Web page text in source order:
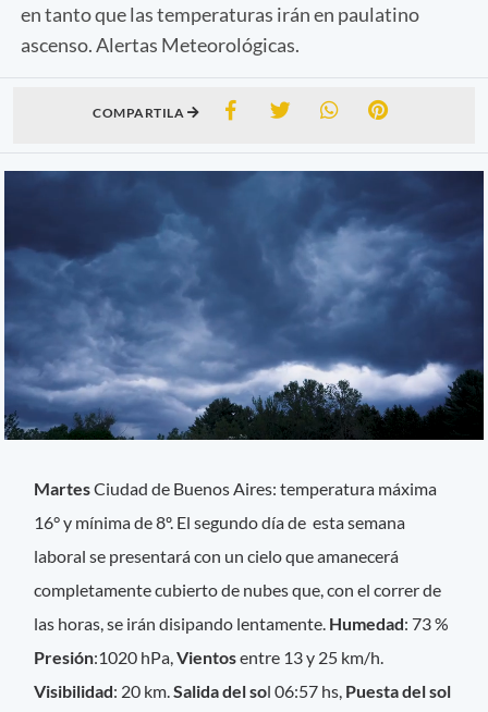
en tanto que las temperaturas irán en paulatino
ascenso. Alertas Meteorológicas.
COMPARTILA
MartesCiudad de Buenos Aires: temperatura máxima
16° y mínima de 8º. El segundo día de esta semana
laboral se presentará con un cielo que amanecerá
completamente cubierto de nubes que, con el correr de
las horas, se irán disipando lentamente. Humedad: 73 %
Presión:1020 hPa,Vientosentre 13 y 25 km/h.
Visibilidad: 20 km.Salida del sol 06:57 hs, Puesta del sol